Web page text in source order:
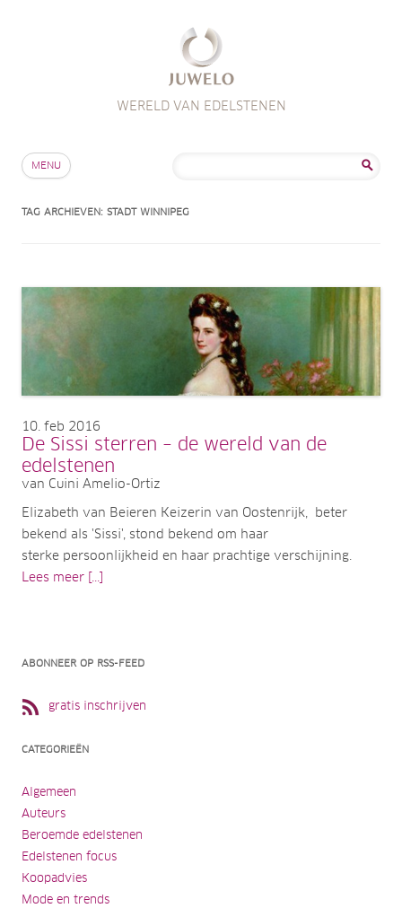
WERELD VAN EDELSTENEN
MENU
TAG ARCHIEVEN: STADT WINNIPEG
10 feb 2016
De Sissi sterren – de wereld van de
edelstenen
van Cuini Amelio-Ortiz
Elizabeth van Beieren Keizerin van Oostenrijk, beter
bekend als 'Sissi', stond bekend om haar
sterke persoonlijkheid en haar prachtige verschijning.
Lees meer [...]
ABONNEER OP RSS-FEED
gratis inschrijven
CATEGORIEËN
Algemeen
Auteurs
Beroemde edelstenen
Edelstenen focus
Koopadvies
Mode en trends